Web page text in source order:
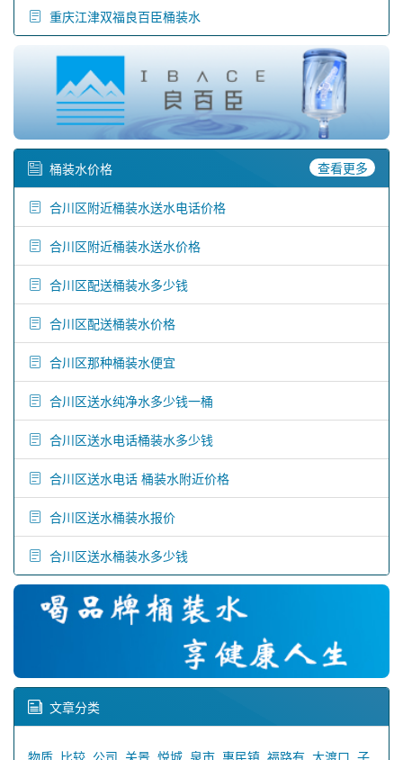
重庆江津双福良百臣桶装水
桶装水价格 查看更多
合川区附近桶装水送水电话价格
合川区附近桶装水送水价格
合川区配送桶装水多少钱
合川区配送桶装水价格
合川区那种桶装水便宜
合川区送水纯净水多少钱一桶
合川区送水电话桶装水多少钱
合川区送水电话 桶装水附近价格
合川区送水桶装水报价
合川区送水桶装水多少钱
文章分类
物质 比较 公司 关景 悦城 泉市 惠民镇 福路有 大渡口 子